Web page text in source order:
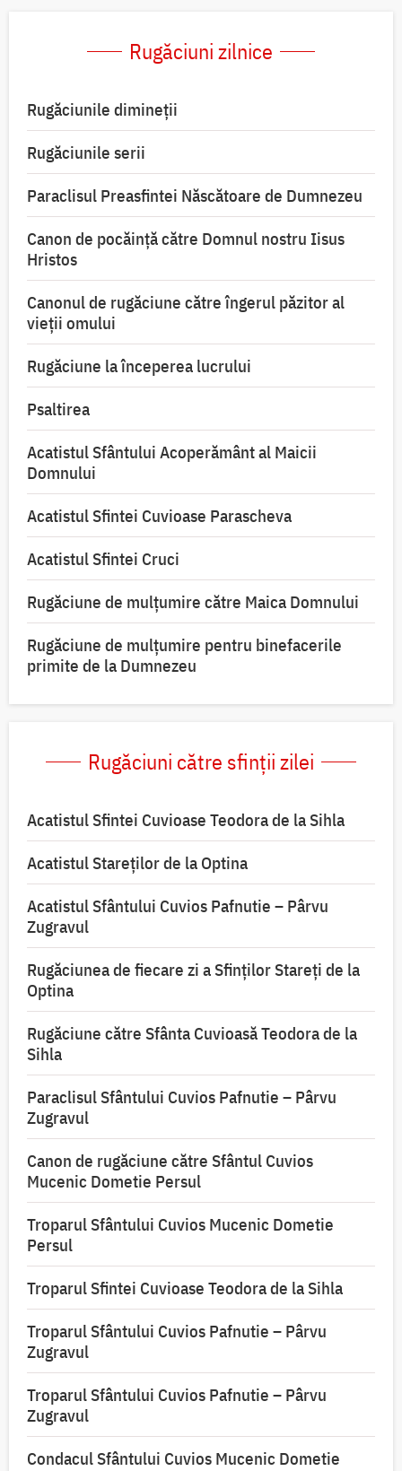
Rugăciuni zilnice
Rugăciunile dimineții
Rugăciunile serii
Paraclisul Preasfintei Născătoare de Dumnezeu
Canon de pocăință către Domnul nostru Iisus
Hristos
Canonul de rugăciune către îngerul păzitor al
vieții omului
Rugăciune la începerea lucrului
Psaltirea
Acatistul Sfântului Acoperământ al Maicii
Domnului
Acatistul Sfintei Cuvioase Parascheva
Acatistul Sfintei Cruci
Rugăciune de mulţumire către Maica Domnului
Rugăciune de mulțumire pentru binefacerile
primite de la Dumnezeu
Rugăciuni către sfinții zilei
Acatistul Sfintei Cuvioase Teodora de la Sihla
Acatistul Stareţilor de la Optina
Acatistul Sfântului Cuvios Pafnutie – Pârvu
Zugravul
Rugăciunea de fiecare zi a Sfinților Stareți de la
Optina
Rugăciune către Sfânta Cuvioasă Teodora de la
Sihla
Paraclisul Sfântului Cuvios Pafnutie – Pârvu
Zugravul
Canon de rugăciune către Sfântul Cuvios
Mucenic Dometie Persul
Troparul Sfântului Cuvios Mucenic Dometie
Persul
Troparul Sfintei Cuvioase Teodora de la Sihla
Troparul Sfântului Cuvios Pafnutie – Pârvu
Zugravul
Troparul Sfântului Cuvios Pafnutie – Pârvu
Zugravul
Condacul Sfântului Cuvios Mucenic Dometie